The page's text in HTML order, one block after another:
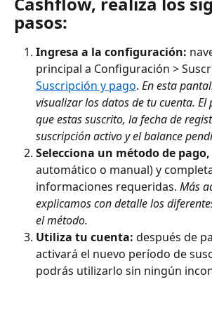
pasos:
Ingresa a la configuración:
principal a Configuración >
Suscripción y pago. En esta
visualizar los datos de tu cuenta.
que estas suscrito, la fecha de
suscripción activo y el balance
Selecciona un método de pago,
automático o manual) y
informaciones requeridas. Más
explicamos con detalle los
el método.
Utiliza tu cuenta: después de
activará el nuevo período de
podrás utilizarlo sin ningún